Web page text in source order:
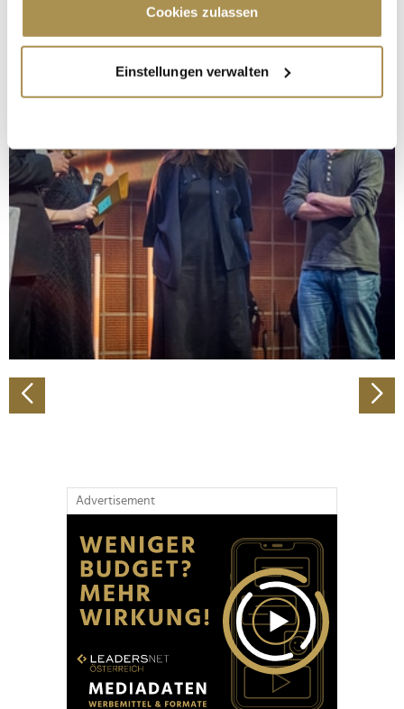
Trigger Symbol ändern oder widerrufen
Informationen über Ihre geografische Lage
erfassen, welche bis auf einige Meter genau sein
bestimmten Merkmalen (Fingerprinting) identifizieren
Erfahren Sie mehr darüber, wie Ihre persönlichen Daten
verarbeitet werden, und legen Sie Ihre Präferenzen im
Abschnitt Einzelheiten
Wir verwenden Cookies, um Inhalte und Anzeigen zu
personalisieren, Funktionen für soziale Medien anbieten
zu können und die Zugriffe auf unsere Website zu
analysieren. Außerdem geben wir Informationen zu Ihrer
Verwendung unserer Website an unsere Partner für
soziale Medien, Werbung und Analysen weiter. Unsere
Partner führen diese Informationen möglicherweise mit
Cookies zulassen
Einstellungen verwalten
Advertisement